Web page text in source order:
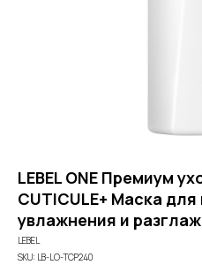
LEBEL ONE Премиум
CUTICULE+ Маска
увлажнения и
LEBEL
SKU: LB-LO-TCP240